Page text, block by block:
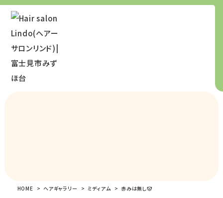
HOME ヘアギャラリー ミディアム 赤みは無し🤡